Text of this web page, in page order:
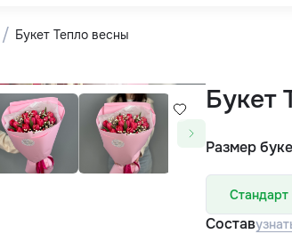
Букет Тепло весны
Букет
Размер
Стандарт
Состав